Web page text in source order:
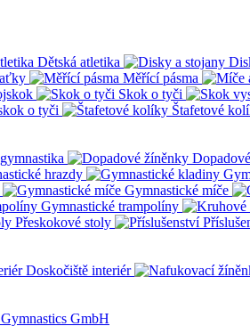
Dětská atletika
Měřící pásma
Skok o tyči
o tyči
Štafetové
hrazdy
Gymnastické míče
Gymnastické trampolíny
Přeskokové stoly
Doskočiště interiér